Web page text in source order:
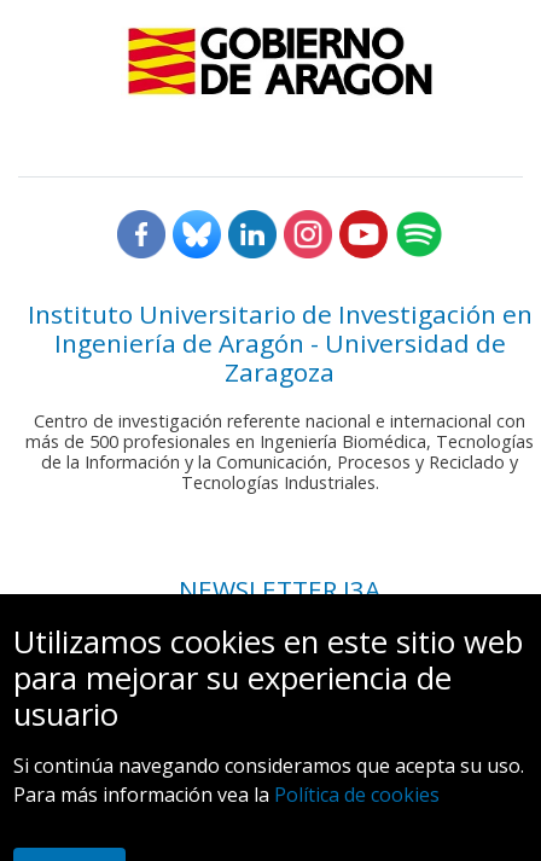
Instituto Universitario de Investigación en
Ingeniería de Aragón - Universidad de
Zaragoza
Centro de investigación referente nacional e internacional con
más de 500 profesionales en Ingeniería Biomédica, Tecnologías
de la Información y la Comunicación, Procesos y Reciclado y
Tecnologías Industriales.
NEWSLETTER I3A
Si deseas recibir nuestro boletín mensual, envíanos un correo a:
comunicacion.i3a@unizar.es
Utilizamos cookies en este sitio web
para mejorar su experiencia de
usuario
Si continúa navegando consideramos que acepta su uso.
Para más información vea la Política de cookies